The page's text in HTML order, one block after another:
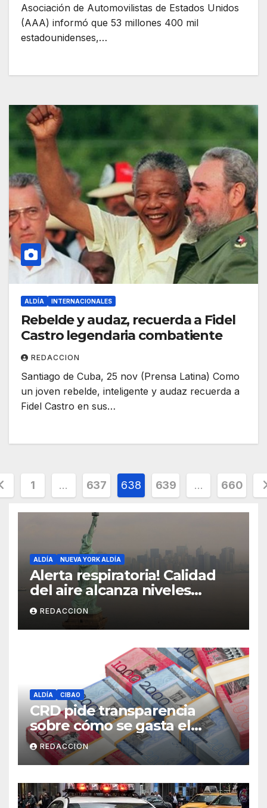
Asociación de Automovilistas de Estados Unidos
(AAA) informó que 53 millones 400 mil
estadounidenses,…
ALDÍA INTERNACIONALES
Rebelde y audaz, recuerda a Fidel
Castro legendaria combatiente
REDACCION
Santiago de Cuba, 25 nov (Prensa Latina) Como
un joven rebelde, inteligente y audaz recuerda a
Fidel Castro en sus…
1 … 637 638 639 … 660
ALDÍA NUEVA YORK ALDÍA
Alerta respiratoria! Calidad
del aire alcanza niveles
peligrosos en NYC
REDACCION
ALDÍA CIBAO
CRD pide transparencia
sobre cómo se gasta el
dinero del Seguro Familiar de
Salud
REDACCION